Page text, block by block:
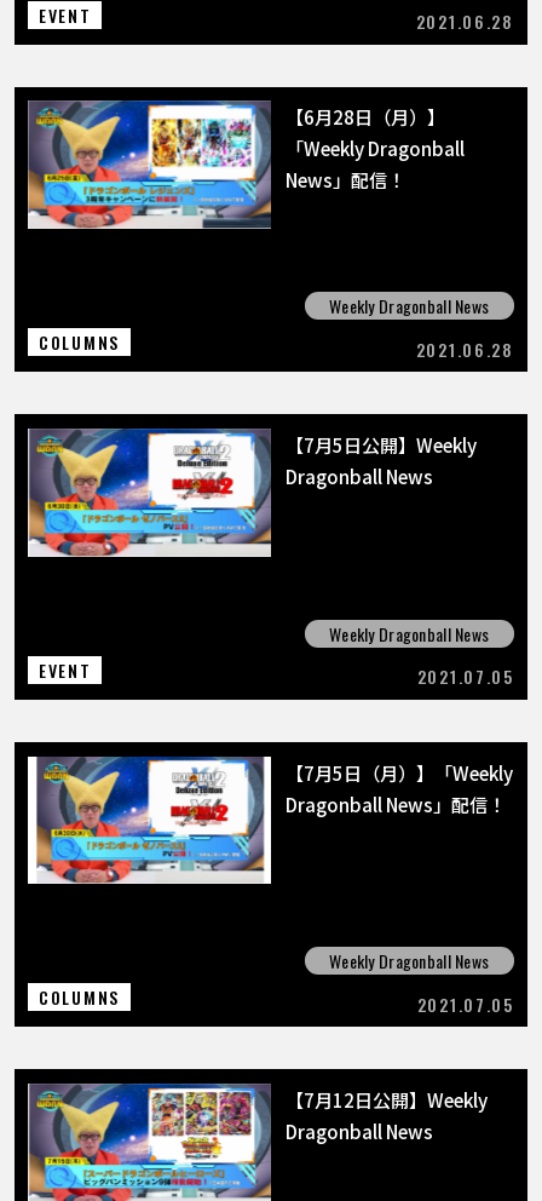
EVENT
2021.06.28
【6月28日（月）】
「Weekly Dragonball
News」配信！
Weekly Dragonball News
COLUMNS
2021.06.28
【7月5日公開】Weekly
Dragonball News
Weekly Dragonball News
EVENT
2021.07.05
【7月5日（月）】「Weekly
Dragonball News」配信！
Weekly Dragonball News
COLUMNS
2021.07.05
【7月12日公開】Weekly
Dragonball News